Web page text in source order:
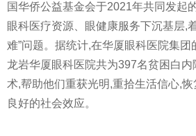
国华侨公益基金会于2021年共同发起
眼科医疗资源、眼健康服务下沉基层,
难”问题。据统计,在华厦眼科医院集
龙岩华厦眼科医院共为397名贫困白
术,帮助他们重获光明,重拾生活信心,
良好的社会效应。